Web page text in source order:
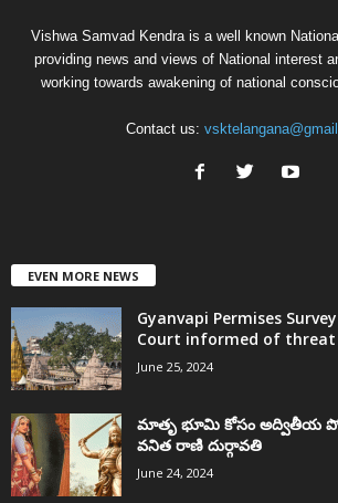
Vishwa Samvad Kendra is a well known
providing news and views of National interest
working towards awakening of national
Contact us:
EVEN MORE NEWS
Gyanvapi Permises
Court informed of threat
June 25, 2024
మాతృ భూమి కోసం అద్వితీయ
వనిత రాణి దుర్గావతి
June 24, 2024